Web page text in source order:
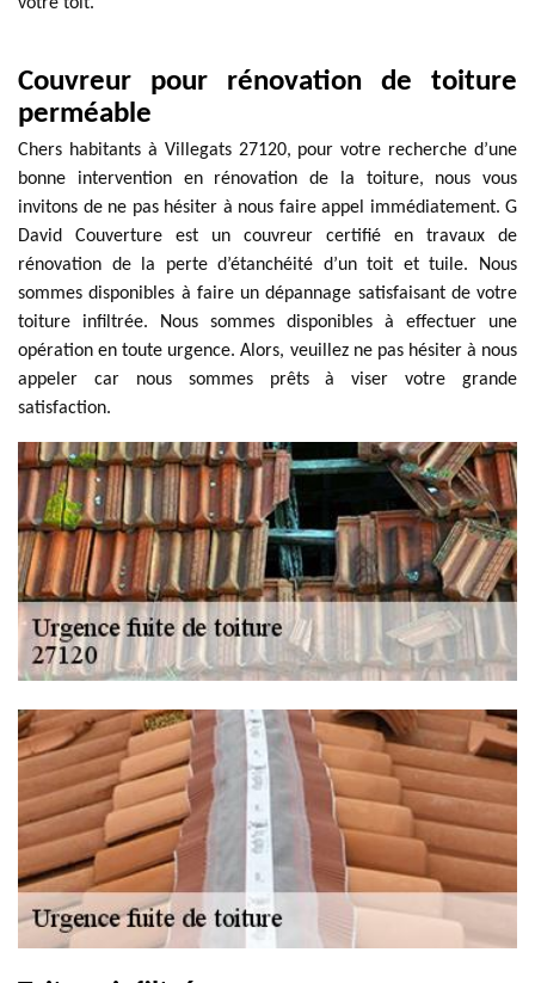
Couvreur pour rénovation de toiture
perméable
Chers habitants à Villegats 27120, pour votre recherche d’une
bonne intervention en rénovation de la toiture, nous vous
invitons de ne pas hésiter à nous faire appel immédiatement. G
David Couverture est un couvreur certifié en travaux de
rénovation de la perte d’étanchéité d’un toit et tuile. Nous
sommes disponibles à faire un dépannage satisfaisant de votre
toiture infiltrée. Nous sommes disponibles à effectuer une
opération en toute urgence. Alors, veuillez ne pas hésiter à nous
appeler car nous sommes prêts à viser votre grande
satisfaction.